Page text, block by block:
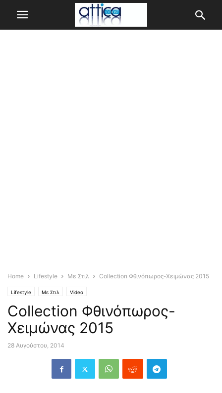
Home Lifestyle Με Στιλ Collection Φθινόπωρος-Χειμώνας 2015
Lifestyle Με Στιλ Video
Collection Φθινόπωρος-
Χειμώνας 2015
28 Αυγούστου, 2014